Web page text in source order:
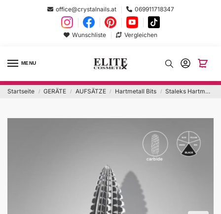
office@crystalnails.at 069911718347
Wunschliste Vergleichen
MENU
Startseite / GERÄTE / AUFSÄTZE / Hartmetall Bits / Staleks Hartmetall-Nagelfräser schwarz EXPERT Head Diameter 6 mm / 14 mm